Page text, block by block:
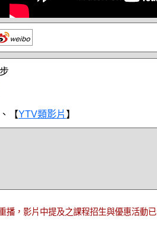
【YTV類影片 】
播，影片中提及之課程招生與優惠活動已